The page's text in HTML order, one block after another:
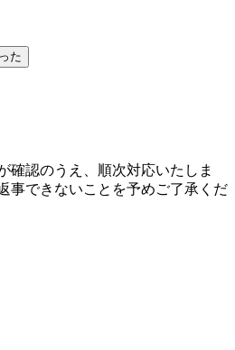
た
確認のうえ、順次対応いたしま
事できないことを予めご了承くだ